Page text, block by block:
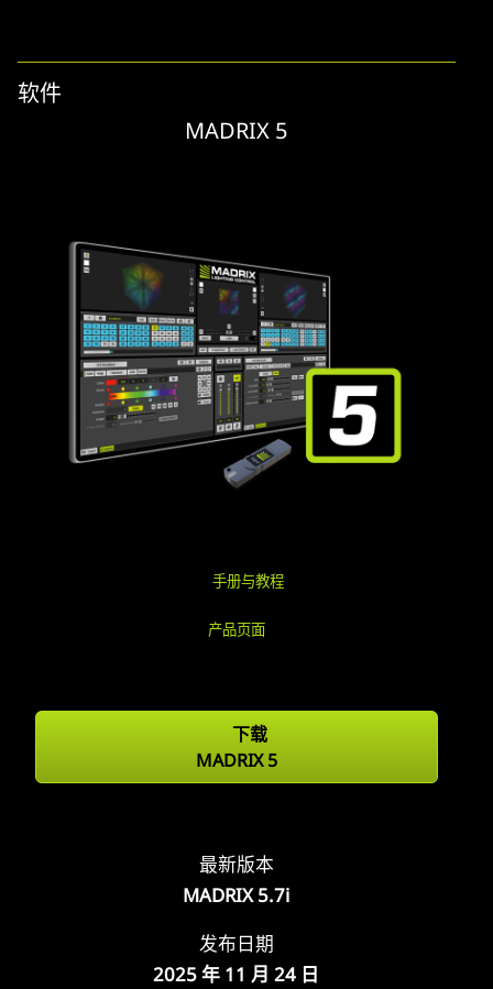
软件
MADRIX 5
手册与教程
产品页面
下载
MADRIX 5
最新版本
MADRIX 5.7i
发布日期
2025 年 11 月 24 日